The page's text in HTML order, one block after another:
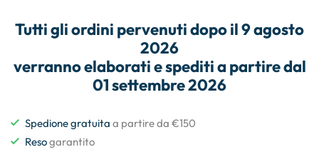
Tutti gliordini pervenuti dopo il9 agosto
2026
verranno elaborati espeditia partire dal
01 settembre 2026
Spedione gratuita a partire da €150
Resogarantito